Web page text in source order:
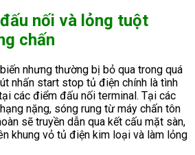
nối và lỏng tuột
chấn
nhưng thường bị bỏ qua trong quá
nhấn start stop tủ điện chính là tình
các điểm đấu nối terminal. Tại các
nặng, sóng rung từ máy chấn tôn
sẽ truyền dẫn qua kết cấu mặt sàn,
khung vỏ tủ điện kim loại và làm lỏng